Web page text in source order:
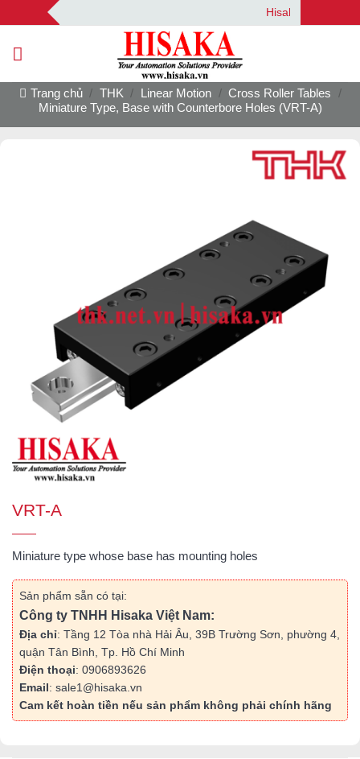
qua
nội
Hisaka | Your
Trang chủ / THK / Linear Motion / Cross Roller Tables
/
Miniature Type, Base with Counterbore Holes (VRT-A)
VRT-A
Miniature type whose base has mounting holes
Sản phẩm sẵn có tại:
Công ty TNHH Hisaka Việt Nam:
Địa chỉ: Tầng 12 Tòa nhà Hải Âu, 39B Trường Sơn, phường 4,
quận Tân Bình, Tp. Hồ Chí Minh
Điện thoại: 0906893626
Email: sale1@hisaka.vn
Cam kết hoàn tiền nếu sản phẩm không phải chính hãng